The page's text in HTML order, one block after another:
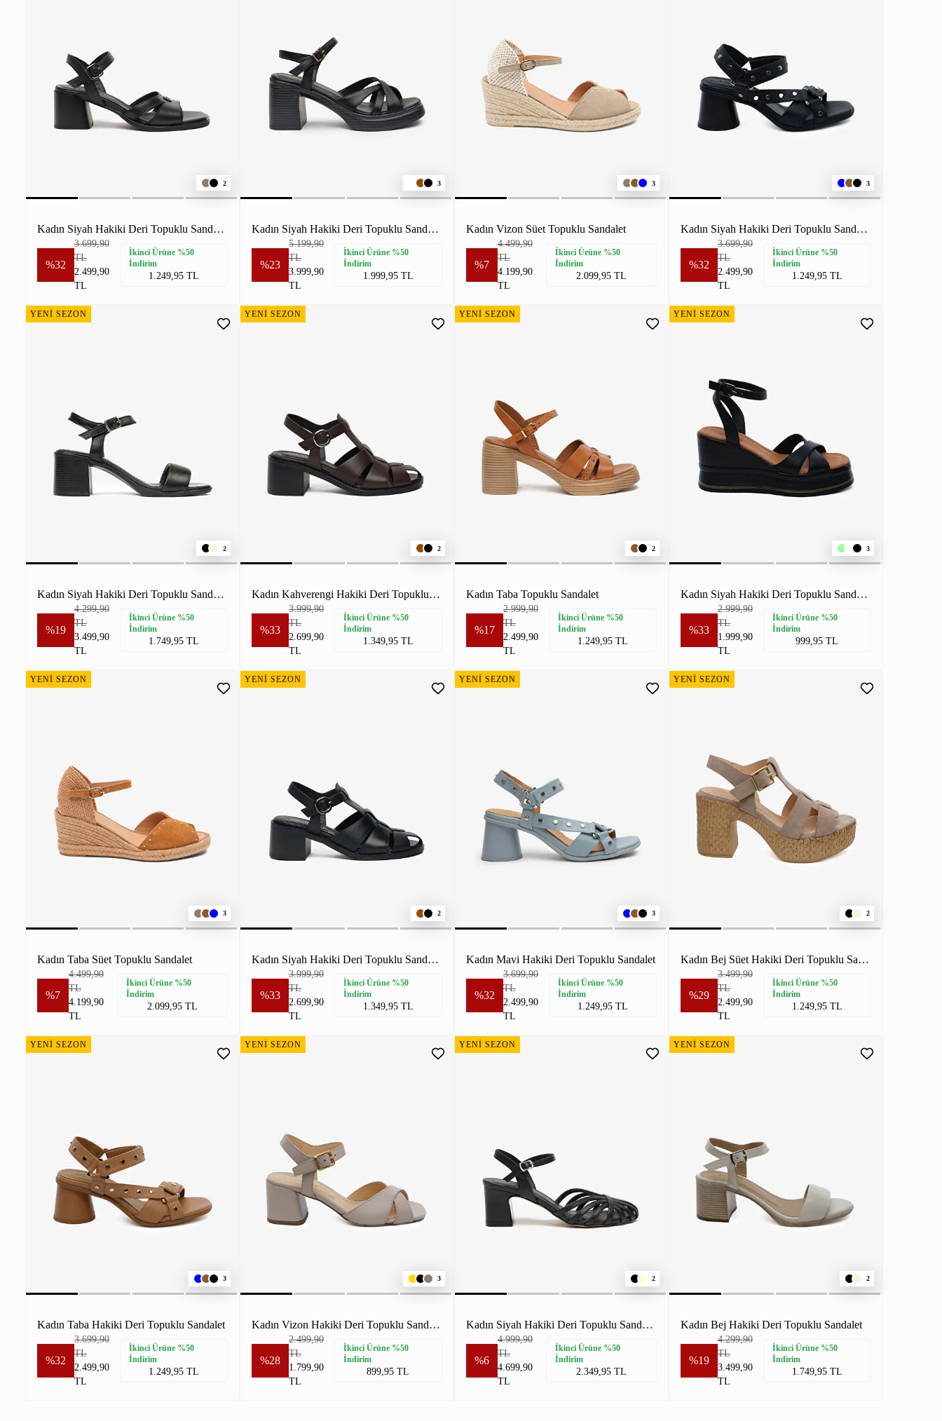
2
Kadın Siyah Hakiki Deri Topuklu Sandalet
%32
3.699,90
TL
2.499,90
TL
İkinci Ürüne %50
İndirim
1.249,95 TL
3
Kadın Siyah Hakiki Deri Topuklu Sandalet
%23
5.199,90
TL
3.999,90
TL
İkinci Ürüne %50
İndirim
1.999,95 TL
3
Kadın Vizon Süet Topuklu Sandalet
%7
4.499,90
TL
4.199,90
TL
İkinci Ürüne %50
İndirim
2.099,95 TL
3
Kadın Siyah Hakiki Deri Topuklu Sandalet
%32
3.699,90
TL
2.499,90
TL
İkinci Ürüne %50
İndirim
1.249,95 TL
YENİ SEZON
2
Kadın Siyah Hakiki Deri Topuklu Sandalet
%19
4.299,90
TL
3.499,90
TL
İkinci Ürüne %50
İndirim
1.749,95 TL
YENİ SEZON
2
Kadın Kahverengi Hakiki Deri Topuklu Sandalet
%33
3.999,90
TL
2.699,90
TL
İkinci Ürüne %50
İndirim
1.349,95 TL
YENİ SEZON
2
Kadın Taba Topuklu Sandalet
%17
2.999,90
TL
2.499,90
TL
İkinci Ürüne %50
İndirim
1.249,95 TL
YENİ SEZON
3
Kadın Siyah Hakiki Deri Topuklu Sandalet
%33
2.999,90
TL
1.999,90
TL
İkinci Ürüne %50
İndirim
999,95 TL
YENİ SEZON
3
Kadın Taba Süet Topuklu Sandalet
%7
4.499,90
TL
4.199,90
TL
İkinci Ürüne %50
İndirim
2.099,95 TL
YENİ SEZON
2
Kadın Siyah Hakiki Deri Topuklu Sandalet
%33
3.999,90
TL
2.699,90
TL
İkinci Ürüne %50
İndirim
1.349,95 TL
YENİ SEZON
3
Kadın Mavi Hakiki Deri Topuklu Sandalet
%32
3.699,90
TL
2.499,90
TL
İkinci Ürüne %50
İndirim
1.249,95 TL
YENİ SEZON
2
Kadın Bej Süet Hakiki Deri Topuklu Sandalet
%29
3.499,90
TL
2.499,90
TL
İkinci Ürüne %50
İndirim
1.249,95 TL
YENİ SEZON
3
Kadın Taba Hakiki Deri Topuklu Sandalet
%32
3.699,90
TL
2.499,90
TL
İkinci Ürüne %50
İndirim
1.249,95 TL
YENİ SEZON
3
Kadın Vizon Hakiki Deri Topuklu Sandalet
%28
2.499,90
TL
1.799,90
TL
İkinci Ürüne %50
İndirim
899,95 TL
YENİ SEZON
2
Kadın Siyah Hakiki Deri Topuklu Sandalet
%6
4.999,90
TL
4.699,90
TL
İkinci Ürüne %50
İndirim
2.349,95 TL
YENİ SEZON
2
Kadın Bej Hakiki Deri Topuklu Sandalet
%19
4.299,90
TL
3.499,90
TL
İkinci Ürüne %50
İndirim
1.749,95 TL